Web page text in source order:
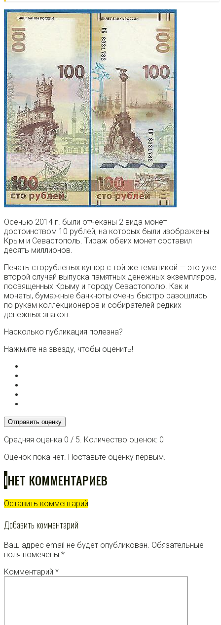
Осенью 2014 г. были отчеканы 2 вида монет
достоинством 10 рублей, на которых были изображены
Крым и Севастополь. Тираж обеих монет составил
десять миллионов.
Печать сторублевых купюр с той же тематикой — это уже
второй случай выпуска памятных денежных экземпляров,
посвященных Крыму и городу Севастополю. Как и
монеты, бумажные банкноты очень быстро разошлись
по рукам коллекционеров и собирателей редких
денежных знаков.
Насколько публикация полезна?
Нажмите на звезду, чтобы оценить!
Отправить оценку
Средняя оценка 0 / 5. Количество оценок: 0
Оценок пока нет. Поставьте оценку первым.
IНЕТ КОММЕНТАРИЕВ
Оставить комментарий
Добавить комментарий
Ваш адрес email не будет опубликован. Обязательные
поля помечены *
Комментарий *